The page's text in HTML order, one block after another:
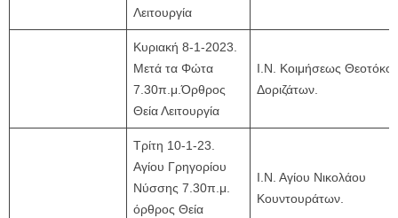
Λειτουργία
Κυριακή 8-1-2023.
Μετά τα Φώτα
7.30π.μ.Όρθρος
Θεία Λειτουργία
Ι.Ν. Κοιμήσεως
Δοριζάτων.
Τρίτη 10-1-23.
Αγίου Γρηγορίου
Νύσσης 7.30π.μ.
όρθρος Θεία
Ι.Ν. Αγίου Νικολάου
Κουντουράτων.